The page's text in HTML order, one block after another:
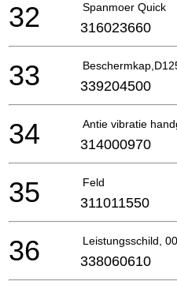
Spanmoer Quick
32 316023660
33 339204500
Antie vibratie
34 314000970
Feld
35 311011550
Leistungsschild,
36 338060610